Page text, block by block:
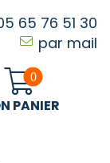
65 76 51 30
par mail
0
PANIER